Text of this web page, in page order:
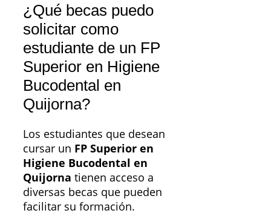
¿Qué becas puedo
solicitar como
estudiante de un FP
Superior en Higiene
Bucodental en
Quijorna?
Los estudiantes que desean
cursar un FP Superior en
Higiene Bucodental en
Quijorna tienen acceso a
diversas becas que pueden
facilitar su formación.